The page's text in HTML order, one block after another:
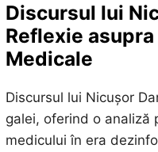
Discursul lui
Reflexie
Medicale
Discursul lui Nicușor
galei, oferind o analiză
medicului în era